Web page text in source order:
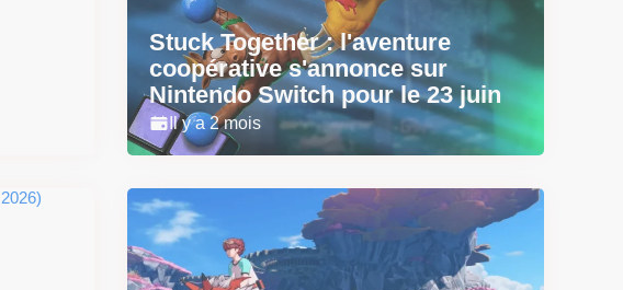
Stuck Together : l'aventure
coopérative s'annonce sur
Nintendo Switch pour le 23 juin
Il y a 2 mois